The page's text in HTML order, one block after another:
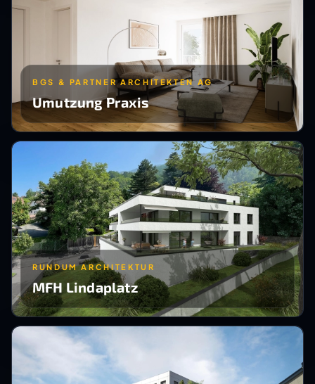
BGS & PARTNER ARCHITEKTEN AG
Umutzung Praxis
RUNDUM ARCHITEKTUR
MFH Lindaplatz